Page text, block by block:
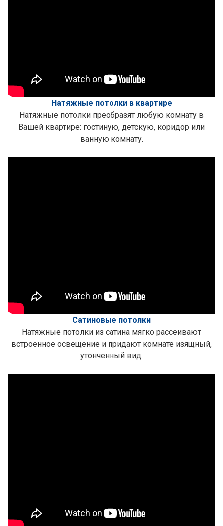
Натяжные потолки в квартире
Натяжные потолки преобразят любую комнату в
Вашей квартире: гостиную, детскую, коридор или
ванную комнату.
Сатиновые потолки
Натяжные потолки из сатина мягко рассеивают
встроенное освещение и придают комнате изящный,
утонченный вид.